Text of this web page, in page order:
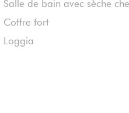
Salle de bain avec sèche
Coffre fort
Loggia